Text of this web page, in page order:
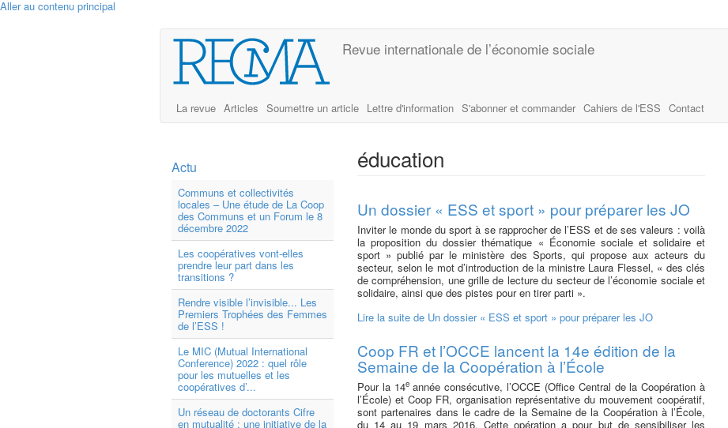
Aller au contenu principal
Revue internationale de l’économie sociale
La revue Articles Soumettre un article Lettre d'information S'abonner et commander Cahiers de l'ESS Contact
Actu
Communs et collectivités
locales – Une étude de La Coop
des Communs et un Forum le 8
décembre 2022
Les coopératives vont-elles
prendre leur part dans les
transitions ?
Rendre visible l’invisible... Les
Premiers Trophées des Femmes
de l’ESS !
Le MIC (Mutual International
Conference) 2022 : quel rôle
pour les mutuelles et les
coopératives d’...
Un réseau de doctorants Cifre
en mutualité : une initiative de la
éducation
Un dossier « ESS et sport » pour préparer les JO
Inviter le monde du sport à se rapprocher de l’ESS et de ses valeurs : voilà
la proposition du dossier thématique « Économie sociale et solidaire et
sport » publié par le ministère des Sports, qui propose aux acteurs du
secteur, selon le mot d’introduction de la ministre Laura Flessel, « des clés
de compréhension, une grille de lecture du secteur de l’économie sociale et
solidaire, ainsi que des pistes pour en tirer parti ».
Lire la suite de Un dossier « ESS et sport » pour préparer les JO
Coop FR et l’OCCE lancent la 14e édition de la
Semaine de la Coopération à l’École
Pour la 14eannée consécutive, l’OCCE (Office Central de la Coopération à
l’École) et Coop FR, organisation représentative du mouvement coopératif,
sont partenaires dans le cadre de la Semaine de la Coopération à l’École,
du 14 au 19 mars 2016. Cette opération a pour but de sensibiliser les